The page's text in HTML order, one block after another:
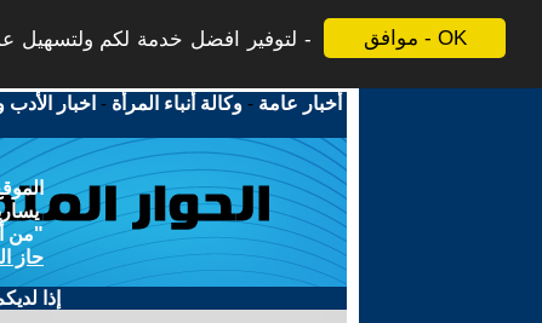
موافق - OK
لتوفير افضل خدمة لكم ولتسهيل
أخبار عامة -وكالة أنباء المرأة - اخبار الأدب
"من
حاز
إذا